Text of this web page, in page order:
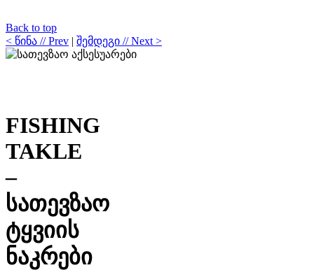
Back to top
< წინა // Prev | შემდეგი // Next >
FISHING
TAKLE
–
სათევზაო
ტყვიის
ნაკრები